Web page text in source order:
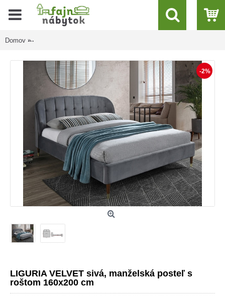
Domov
-2%
LIGURIA VELVET sivá, manželská posteľ s
roštom 160x200 cm